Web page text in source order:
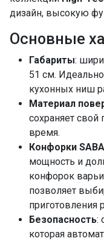
дизайн, высокую
Основные
Габариты:
51 см.
кухонных ниш
Материал
сохраняет
время.
Конфорки
мощность и
конфорок
позволяет
приготовления
Безопасность:
которая